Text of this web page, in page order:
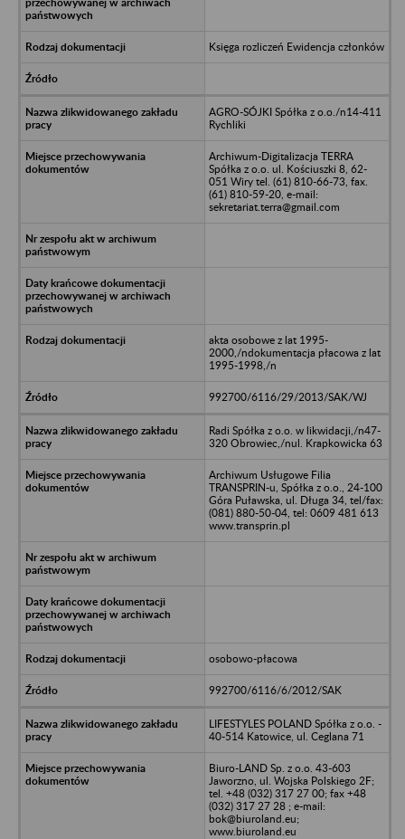
Księga rozliczeń Ewidencja członków
AGRO-SÓJKI Spółka z o.o./n14-411
Rychliki
Archiwum-Digitalizacja TERRA
Spółka z o.o. ul. Kościuszki 8, 62-
051 Wiry tel. (61) 810-66-73, fax.
(61) 810-59-20, e-mail:
sekretariat.terra@gmail.com
akta osobowe z lat 1995-
2000,/ndokumentacja płacowa z lat
1995-1998,/n
992700/6116/29/2013/SAK/WJ
Radi Spółka z o.o. w likwidacji,/n47-
320 Obrowiec,/nul. Krapkowicka 63
Archiwum Usługowe Filia
TRANSPRIN-u, Spółka z o.o., 24-100
Góra Puławska, ul. Długa 34, tel/fax:
(081) 880-50-04, tel: 0609 481 613
www.transprin.pl
osobowo-płacowa
992700/6116/6/2012/SAK
LIFESTYLES POLAND Spółka z o.o. -
40-514 Katowice, ul. Ceglana 71
Biuro-LAND Sp. z o.o. 43-603
Jaworzno, ul. Wojska Polskiego 2F;
tel. +48 (032) 317 27 00; fax +48
(032) 317 27 28 ; e-mail:
bok@biuroland.eu;
www.biuroland.eu